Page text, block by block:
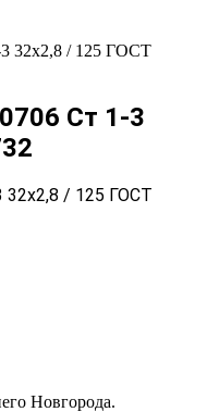
32x2,8 / 125 ГОСТ
Ст 1-3
/ 125 ГОСТ
Новгорода.